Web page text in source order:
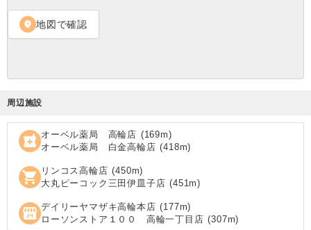
location_on 地図で確認
周辺施設
local_pharmacy オーベル薬局 高輪店 (169m)
オーベル薬局 白金高輪店 (418m)
shopping_cart リンコス高輪店 (450m)
大丸ピーコック三田伊皿子店 (451m)
local_convenience_store デイリーヤマザキ高輪本店 (177m)
ローソンストア１００ 高輪一丁目店 (307m)